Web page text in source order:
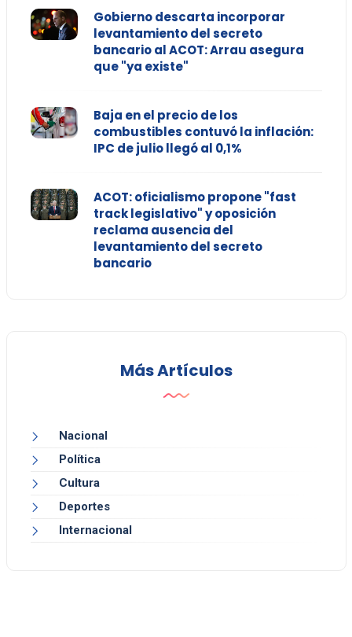
Gobierno descarta incorporar
levantamiento del secreto
bancario al ACOT: Arrau asegura
que "ya existe"
Baja en el precio de los
combustibles contuvó la inflación:
IPC de julio llegó al 0,1%
ACOT: oficialismo propone "fast
track legislativo" y oposición
reclama ausencia del
levantamiento del secreto
bancario
Más Artículos
Nacional
Política
Cultura
Deportes
Internacional